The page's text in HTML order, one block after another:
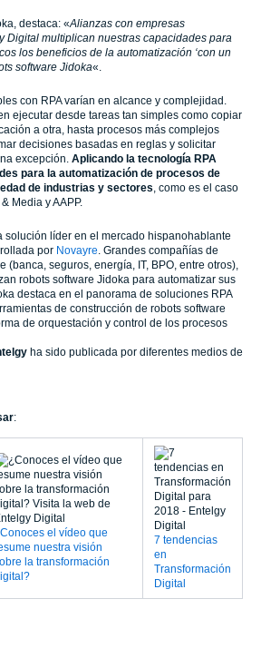
destaca: «Alianzas con empresas
Digital multiplican nuestras capacidades para
los beneficios de la automatización ‘con un
software Jidoka«.
con RPA varían en alcance y complejidad.
ejecutar desde tareas tan simples como copiar
a otra, hasta procesos más complejos
decisiones basadas en reglas y solicitar
excepción. Aplicando la tecnología RPA
para la automatización de procesos de
de industrias y sectores, como es el caso
Media y AAPP.
solución líder en el mercado hispanohablante
por Novayre. Grandes compañías de
(banca, seguros, energía, IT, BPO, entre otros),
robots software Jidoka para automatizar sus
destaca en el panorama de soluciones RPA
de construcción de robots software
de orquestación y control de los procesos
ha sido publicada por diferentes medios de
:
el vídeo que
nuestra visión
la transformación
7 tendencias
en
Transformación
Digital